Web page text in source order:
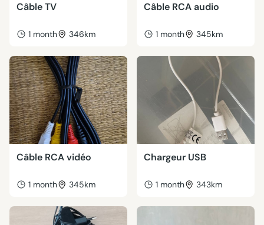
Câble TV
1 month 346km
Câble RCA audio
1 month 345km
Câble RCA vidéo
1 month 345km
Chargeur USB
1 month 343km